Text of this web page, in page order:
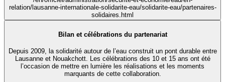
relation/lausanne-internationale-solidarite-eau/solidarite-eau/partenaires-
solidaires.html
Bilan et célébrations du partenariat
Depuis 2009, la solidarité autour de l’eau construit un pont durable entre
Lausanne et Nouakchott. Les célébrations des 10 et 15 ans ont été
l’occasion de mettre en lumière les réalisations et les moments
marquants de cette collaboration.